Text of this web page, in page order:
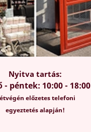
Nyitva tartás:
- péntek: 10:00 - 18:00
előzetes telefoni
egyeztetés alapján!